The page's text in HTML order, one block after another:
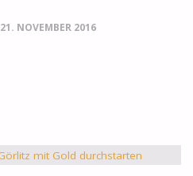
21. NOVEMBER 2016